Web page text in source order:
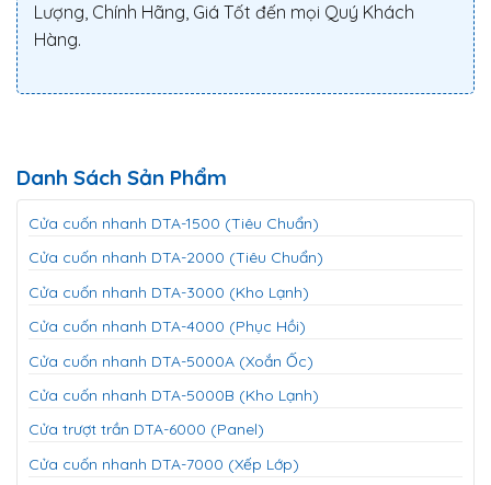
Lượng, Chính Hãng, Giá Tốt đến mọi Quý Khách
Hàng.
Danh Sách Sản Phẩm
Cửa cuốn nhanh DTA-1500 (Tiêu Chuẩn)
Cửa cuốn nhanh DTA-2000 (Tiêu Chuẩn)
Cửa cuốn nhanh DTA-3000 (Kho Lạnh)
Cửa cuốn nhanh DTA-4000 (Phục Hồi)
Cửa cuốn nhanh DTA-5000A (Xoắn Ốc)
Cửa cuốn nhanh DTA-5000B (Kho Lạnh)
Cửa trượt trần DTA-6000 (Panel)
Cửa cuốn nhanh DTA-7000 (Xếp Lớp)